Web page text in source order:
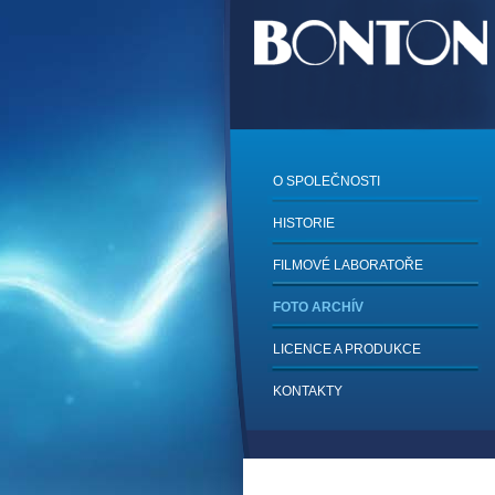
O SPOLEČNOSTI
HISTORIE
FILMOVÉ LABORATOŘE
FOTO ARCHÍV
LICENCE A PRODUKCE
KONTAKTY